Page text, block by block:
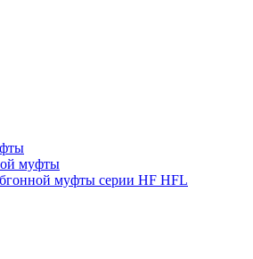
муфты
муфты серии HF HFL